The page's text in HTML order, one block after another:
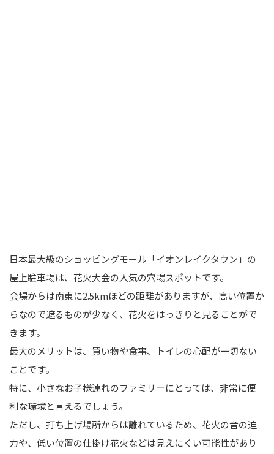
日本最大級のショッピングモール「イオンレイクタウン」の
屋上駐車場は、花火大会の人気の穴場スポットです。
会場からは南東に2.5kmほどの距離がありますが、高い位置か
らなので遮るものが少なく、花火をはっきりと見ることがで
きます。
最大のメリットは、買い物や食事、トイレの心配が一切ない
ことです。
特に、小さなお子様連れのファミリーにとっては、非常に便
利な環境と言えるでしょう。
ただし、打ち上げ場所からは離れているため、花火の音の迫
力や、低い位置の仕掛け花火などは見えにくい可能性があり